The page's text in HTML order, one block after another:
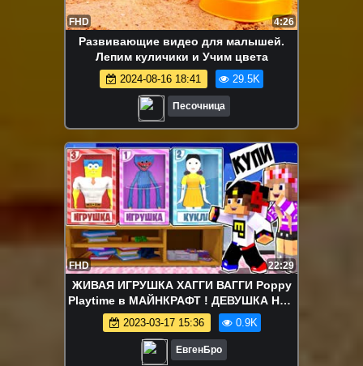
FHD 4:26
Развивающие видео для малышей.
Лепим куличики и Учим цвета
2024-08-16 18:41 29.5K
Песочница
FHD 22:29
ЖИВАЯ ИГРУШКА ХАГГИ ВАГГИ Poppy
Playtime в МАЙНКРАФТ ! ДЕВУШКА НУБ
И ПРО ВИДЕО ТРОЛЛИНГ MINECRAFT
2023-03-17 15:36 0.9K
ЕвгенБро